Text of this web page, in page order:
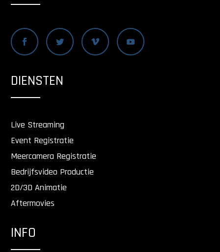
DIENSTEN
Live Streaming
Event Registratie
Meercamera Registratie
Bedrijfsvideo Productie
2D/3D Animatie
Aftermovies
INFO